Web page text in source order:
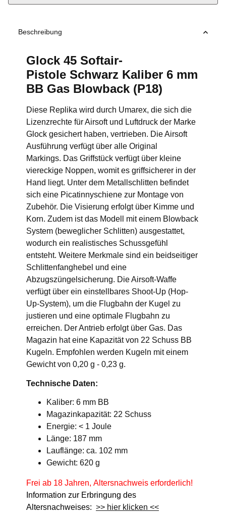
Beschreibung
Glock 45 Softair-
Pistole Schwarz Kaliber 6 mm
BB Gas Blowback (P18)
Diese Replika wird durch Umarex, die sich die
Lizenzrechte für Airsoft und Luftdruck der Marke
Glock gesichert haben, vertrieben. Die Airsoft
Ausführung verfügt über alle Original
Markings. Das Griffstück verfügt über kleine
viereckige Noppen, womit es griffsicherer in der
Hand liegt. Unter dem Metallschlitten befindet
sich eine Picatinnyschiene zur Montage von
Zubehör. Die Visierung erfolgt über Kimme und
Korn. Zudem ist das Modell mit einem Blowback
System (beweglicher Schlitten) ausgestattet,
wodurch ein realistisches Schussgefühl
entsteht. Weitere Merkmale sind ein beidseitiger
Schlittenfanghebel und eine
Abzugszüngelsicherung. Die Airsoft-Waffe
verfügt über ein einstellbares Shoot-Up (Hop-
Up-System), um die Flugbahn der Kugel zu
justieren und eine optimale Flugbahn zu
erreichen. Der Antrieb erfolgt über Gas. Das
Magazin hat eine Kapazität von 22 Schuss BB
Kugeln. Empfohlen werden Kugeln mit einem
Gewicht von 0,20 g - 0,23 g.
Technische Daten:
Kaliber: 6 mm BB
Magazinkapazität: 22 Schuss
Energie: < 1 Joule
Länge: 187 mm
Lauflänge: ca. 102 mm
Gewicht: 620 g
Frei ab 18 Jahren, Altersnachweis erforderlich!
Information zur Erbringung des
Altersnachweises: >> hier klicken <<